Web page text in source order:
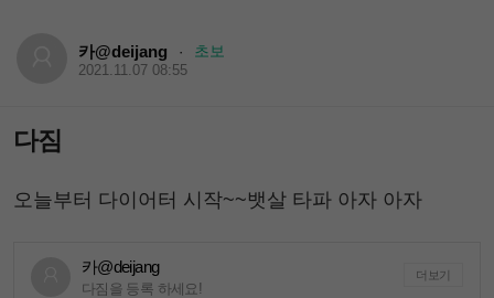
카@deijang · 초보
2021.11.07 08:55
다짐
오늘부터 다이어터 시작~~뱃살 타파 아자 아자
카@deijang
다짐을 등록 하세요!
더보기